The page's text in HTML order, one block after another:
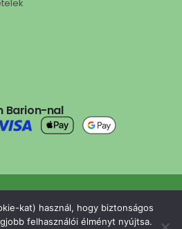
Barion-nal
fenntartva. | A weboldalt készítette:
kat) használ, hogy biztonságos
felhasználói élményt nyújtsa.